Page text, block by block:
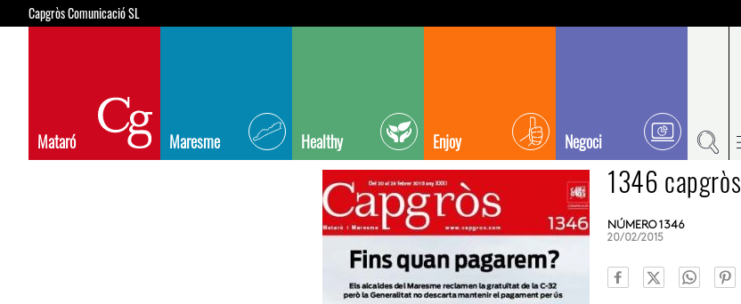
Capgròs Comunicació SL
Mataró Maresme Healthy Enjoy Negoci
1346 capgròs
NÚMERO 1346
20/02/2015